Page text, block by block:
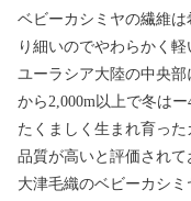
ベビーカシミヤの繊維
り細いのでやわらかく軽
ユーラシア大陸の中央
から2,000m以上で冬は
たくましく生まれ育っ
品質が高いと評価されて
大津毛織のベビーカシ